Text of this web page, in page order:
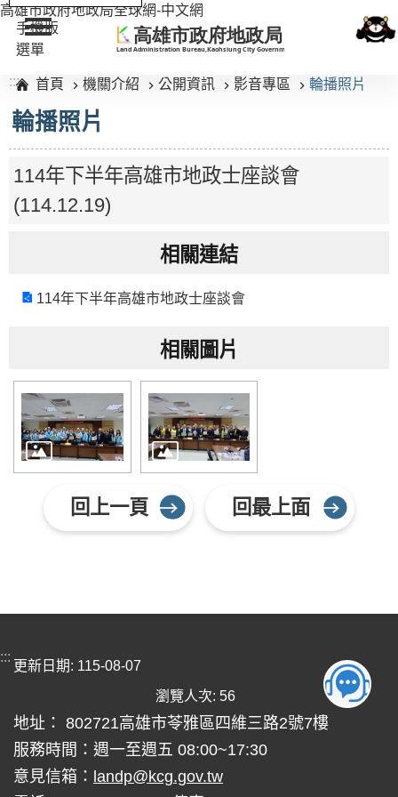
手機版
選單
高雄市政府地政局全球網-中文網
::: 首頁 機關介紹 公開資訊 影音專區 輪播照片
輪播照片
114年下半年高雄市地政士座談會
(114.12.19)
相關連結
114年下半年高雄市地政士座談會
相關圖片
回上一頁 回最上面
:::
更新日期
115-08-07
瀏覽人次 56
地址： 802721高雄市苓雅區四維三路2號7樓
服務時間：週一至週五 08:00~17:30
意見信箱： landp@kcg.gov.tw